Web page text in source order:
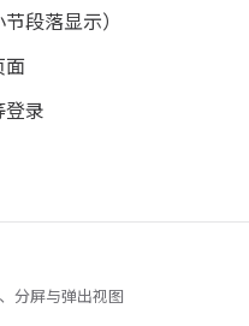
段落显示）
面
登录
分屏与弹出视图